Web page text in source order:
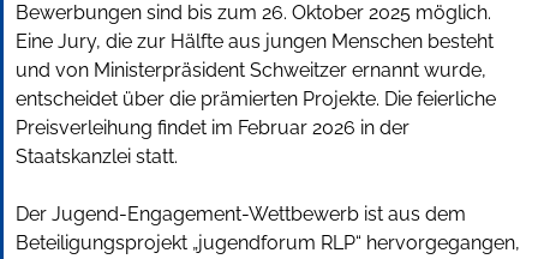
Bewerbungen sind bis zum 26. Oktober 2025 möglich.
Eine Jury, die zur Hälfte aus jungen Menschen besteht
und von Ministerpräsident Schweitzer ernannt wurde,
entscheidet über die prämierten Projekte. Die feierliche
Preisverleihung findet im Februar 2026 in der
Staatskanzlei statt.
Der Jugend-Engagement-Wettbewerb ist aus dem
Beteiligungsprojekt „jugendforum RLP“ hervorgegangen,